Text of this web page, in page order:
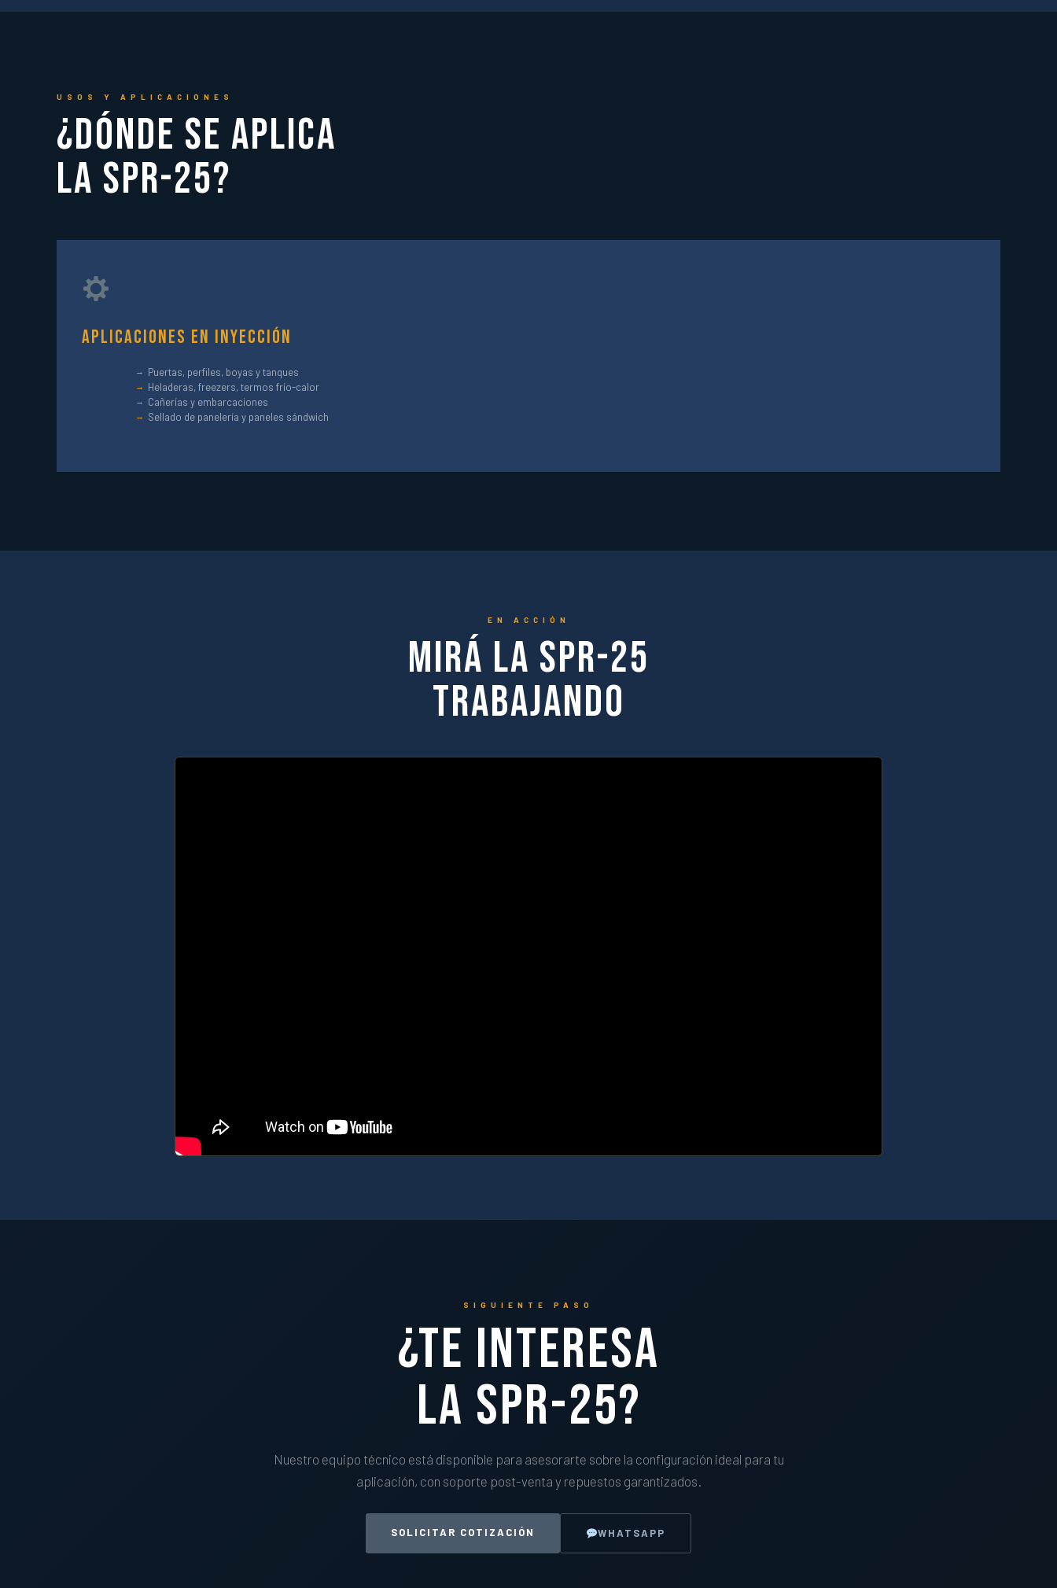
USOS Y APLICACIONES
¿Dónde se aplica
la SPR-25?
Aplicaciones en Inyección
Puertas, perfiles, boyas y tanques
Heladeras, freezers, termos frío-calor
Cañerías y embarcaciones
Sellado de panelería y paneles sándwich
EN ACCIÓN
Mirá la SPR-25
trabajando
SIGUIENTE PASO
¿Te interesa
la SPR-25?
Nuestro equipo técnico está disponible para asesorarte sobre la configuración ideal para tu
aplicación, con soporte post-venta y repuestos garantizados.
SOLICITAR COTIZACIÓN WHATSAPP